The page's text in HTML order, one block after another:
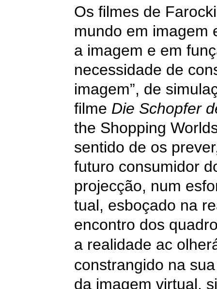
Os filmes de
mundo em imagem
a imagem e em
necessidade de
imagem”, de
filme Die Schopfer
the Shopping
sentido de os
futuro consumidor
projecção, num
tual, esboçado na
encontro dos
a realidade ac
constrangido na
da imagem virtual,